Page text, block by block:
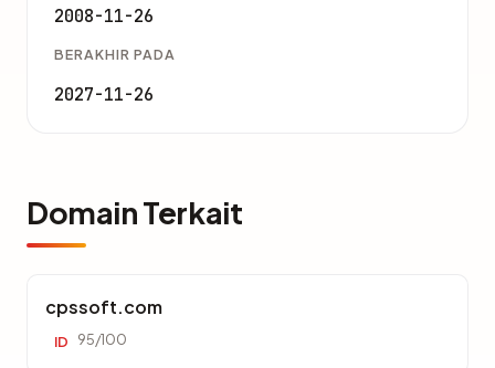
2008-11-26
BERAKHIR PADA
2027-11-26
Domain Terkait
cpssoft.com
ID 95/100